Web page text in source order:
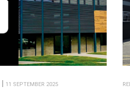
11 SEPTEMBER 2025